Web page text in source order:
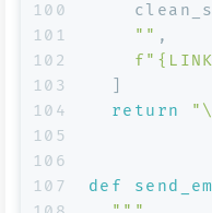
100
101
102
103
104
105
106
107
"" ,
f"
return
def